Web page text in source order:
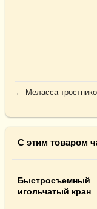
← Меласса
С этим товаром
Быстросъемный
игольчатый кран